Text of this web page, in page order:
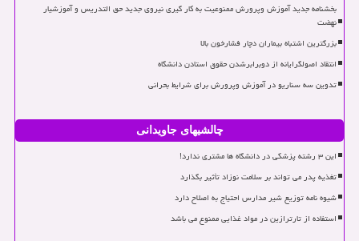
بخشنامه جدید آموزش وپرورش ممنوعیت به کار گیری نیروی جدید حق التدریس و آموزشیار
نهضت
بزرگترین اشتباه بیماران دچار فشارخون بالا
انتقاد اصولگرایانه از دوبرابرشدن حقوق استادن دانشگاه
تدوین سه سناریو در آموزش وپرورش برای شرایط بحرانی
چالشیهای جاویدانی
این ۳ رشته پزشکی در دانشگاه ها مشتری ندارد!
تغذیه پدر می تواند بر سلامت نوزاد تأثیر بگذارد
شیوه نامه توزیع شیر مدارس احتیاج به اصلاح دارد
استفاده از تارترازین در مواد غذایی ممنوع می باشد